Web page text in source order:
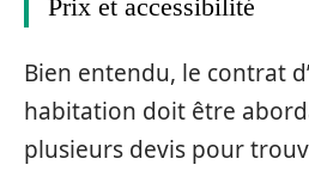
Prix et accessibilité
Bien entendu, le contrat
habitation doit être
plusieurs devis pour